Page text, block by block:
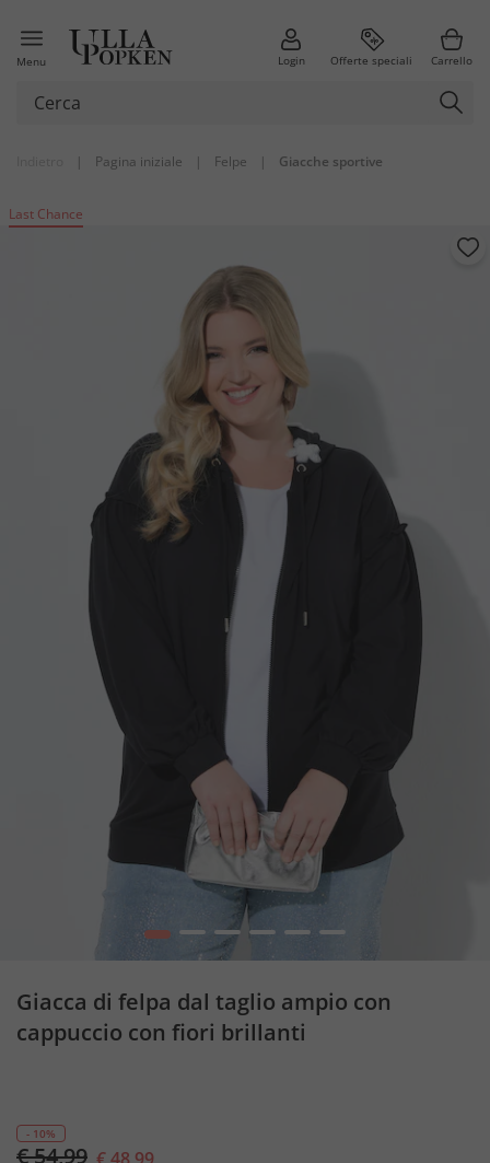
Menu Login Offerte speciali Carrello
| Pagina iniziale | Felpe | Giacche sportive
Last Chance
1 2 3 4 5 6
Giacca di felpa dal taglio ampio con
cappuccio con fiori brillanti
- 10%
€ 54,99